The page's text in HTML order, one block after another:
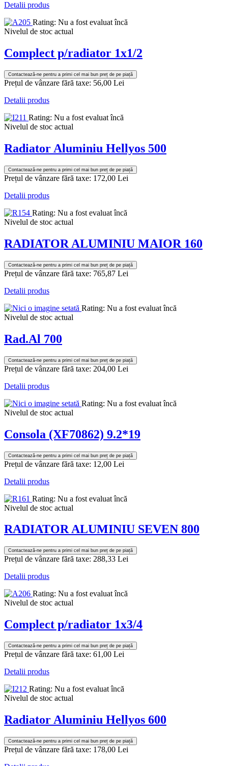
Detalii produs
Rating: Nu a fost evaluat încă
Nivelul de stoc actual
Complect p/radiator 1x1/2
Contactează-ne pentru a primi cel mai bun preț de pe piață
Prețul de vânzare fără taxe: 56,00 Lei
Detalii produs
Rating: Nu a fost evaluat încă
Nivelul de stoc actual
Radiator Aluminiu Hellyos 500
Contactează-ne pentru a primi cel mai bun preț de pe piață
Prețul de vânzare fără taxe: 172,00 Lei
Detalii produs
Rating: Nu a fost evaluat încă
Nivelul de stoc actual
RADIATOR ALUMINIU MAIOR 160
Contactează-ne pentru a primi cel mai bun preț de pe piață
Prețul de vânzare fără taxe: 765,87 Lei
Detalii produs
Rating: Nu a fost evaluat încă
Nivelul de stoc actual
Rad.Al 700
Contactează-ne pentru a primi cel mai bun preț de pe piață
Prețul de vânzare fără taxe: 204,00 Lei
Detalii produs
Rating: Nu a fost evaluat încă
Nivelul de stoc actual
Consola (XF70862) 9.2*19
Contactează-ne pentru a primi cel mai bun preț de pe piață
Prețul de vânzare fără taxe: 12,00 Lei
Detalii produs
Rating: Nu a fost evaluat încă
Nivelul de stoc actual
RADIATOR ALUMINIU SEVEN 800
Contactează-ne pentru a primi cel mai bun preț de pe piață
Prețul de vânzare fără taxe: 288,33 Lei
Detalii produs
Rating: Nu a fost evaluat încă
Nivelul de stoc actual
Complect p/radiator 1x3/4
Contactează-ne pentru a primi cel mai bun preț de pe piață
Prețul de vânzare fără taxe: 61,00 Lei
Detalii produs
Rating: Nu a fost evaluat încă
Nivelul de stoc actual
Radiator Aluminiu Hellyos 600
Contactează-ne pentru a primi cel mai bun preț de pe piață
Prețul de vânzare fără taxe: 178,00 Lei